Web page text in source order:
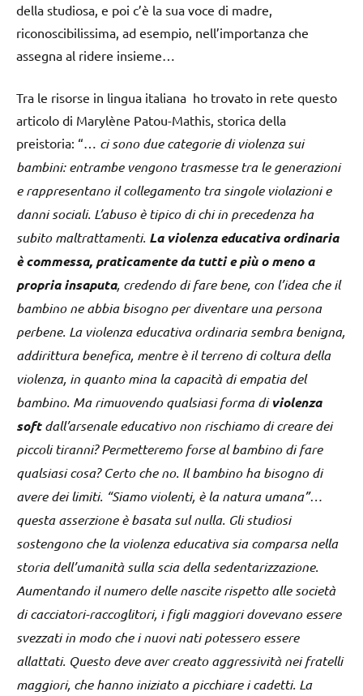
della studiosa, e poi c’è la sua voce di madre,
riconoscibilissima, ad esempio, nell’importanza che
assegna al ridere insieme…
Tra le risorse in lingua italiana ho trovato in rete questo
articolo di Marylène Patou-Mathis, storica della
preistoria: “… ci sono due categorie di violenza sui
bambini: entrambe vengono trasmesse tra le generazioni
e rappresentano il collegamento tra singole violazioni e
danni sociali. L’abuso è tipico di chi in precedenza ha
subito maltrattamenti. La violenza educativa ordinaria
è commessa, praticamente da tutti e più o meno a
propria insaputa, credendo di fare bene, con l’idea che il
bambino ne abbia bisogno per diventare una persona
perbene. La violenza educativa ordinaria sembra benigna,
addirittura benefica, mentre è il terreno di coltura della
violenza, in quanto mina la capacità di empatia del
bambino. Ma rimuovendo qualsiasi forma diviolenza
softdall’arsenale educativo non rischiamo di creare dei
piccoli tiranni? Permetteremo forse al bambino di fare
qualsiasi cosa? Certo che no. Il bambino ha bisogno di
avere dei limiti. “Siamo violenti, è la natura umana”…
questa asserzione è basata sul nulla. Gli studiosi
sostengono che la violenza educativa sia comparsa nella
storia dell’umanità sulla scia della sedentarizzazione.
Aumentando il numero delle nascite rispetto alle società
di cacciatori-raccoglitori, i figli maggiori dovevano essere
svezzati in modo che i nuovi nati potessero essere
allattati. Questo deve aver creato aggressività nei fratelli
maggiori, che hanno iniziato a picchiare i cadetti. La